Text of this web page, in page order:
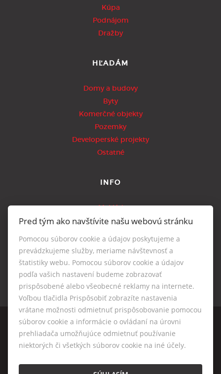
Kúpa
Podnájom
Dražby
HĽADÁM
Domy a budovy
Byty
Komerčné objekty
Pozemky
Developerské projekty
Ostatné
INFO
Makléri
Napíšte nám
Nastavenie cookies
Pekárska 176/30, Trnava 917 01, Tel.: +421910490879, E-mail:
Pred tým ako navštívite našu webovú stránku
Pomocou súborov cookie a údajov poskytujeme a
prevádzkujeme služby, meriame návštevnosť a
štatistiky webu. Pomocou súborov cookie a údajov
podľa vašich nastavení budeme zobrazovať
prispôsobené alebo všeobecné reklamy na internete.
Voľbou tlačidla Prispôsobiť zobrazíte nastavenia
vrátane možnosti odmietnuť prispôsobovanie pomocou
súborov cookie a informácie o ovládaní na úrovni
prehliadača umožňujúce odmietnuť používanie
niektorých či všetkých súborov cookie na iné účely.